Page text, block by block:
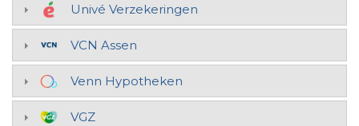
Univé Verzekeringen
VCN Assen
Venn Hypotheken
VGZ